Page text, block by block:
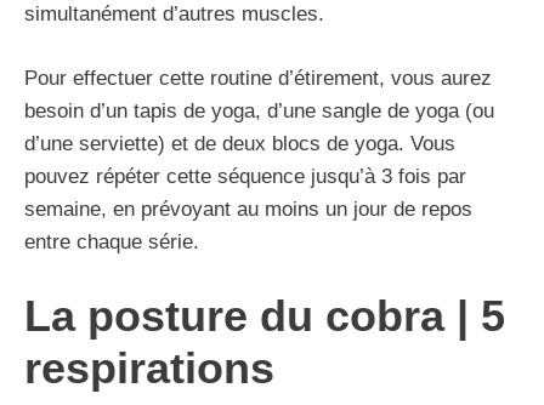
simultanément d’autres muscles.
Pour effectuer cette routine d’étirement, vous aurez
besoin d’un tapis de yoga, d’une sangle de yoga (ou
d’une serviette) et de deux blocs de yoga. Vous
pouvez répéter cette séquence jusqu’à 3 fois par
semaine, en prévoyant au moins un jour de repos
entre chaque série.
La posture du cobra | 5
respirations